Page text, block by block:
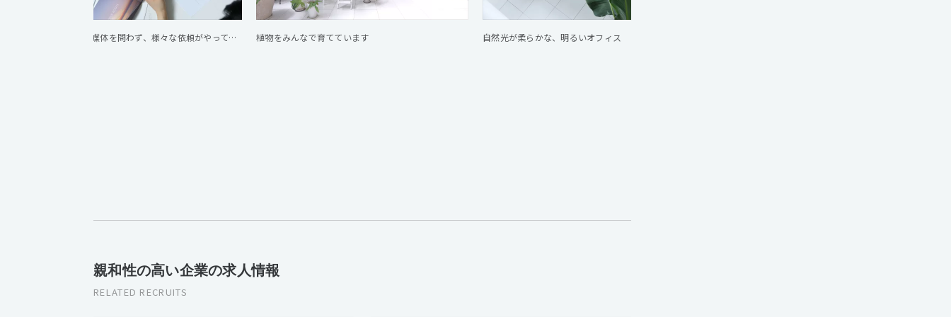
Webや印刷など媒体を問わず、様々な依頼がやってきます。 植物をみんなで育てています 自然光が柔らかな、明るいオフィス
親和性の高い企業の求人情報
RELATED RECRUITS